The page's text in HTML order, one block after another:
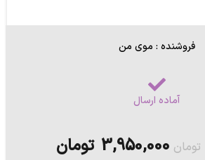
فروشنده : موی من
آماده ارسال
تومان 3,950,000 تومان